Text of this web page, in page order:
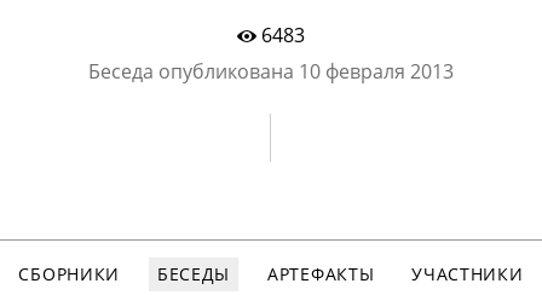
6483
Беседа опубликована 10 февраля 2013
СБОРНИКИ БЕСЕДЫ АРТЕФАКТЫ
УЧАСТНИКИ